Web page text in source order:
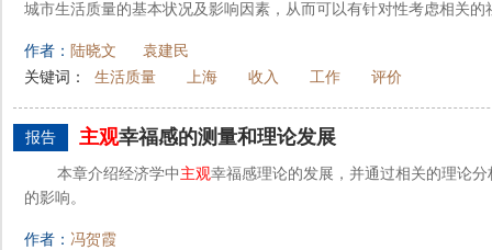
城市生活质量的基本状况及影响因素，从而可以有针对性考虑相关的
作者： 陆晓文
袁建民
关键词：
生活质量 上海 收入 工作 评价
报告 主观幸福感的测量和理论发展
本章介绍经济学中 主观幸福感理论的发展，并通过相关的理论
的影响。
作者： 冯贺霞